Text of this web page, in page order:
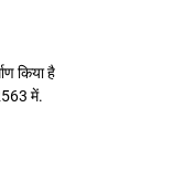
किया है
में.